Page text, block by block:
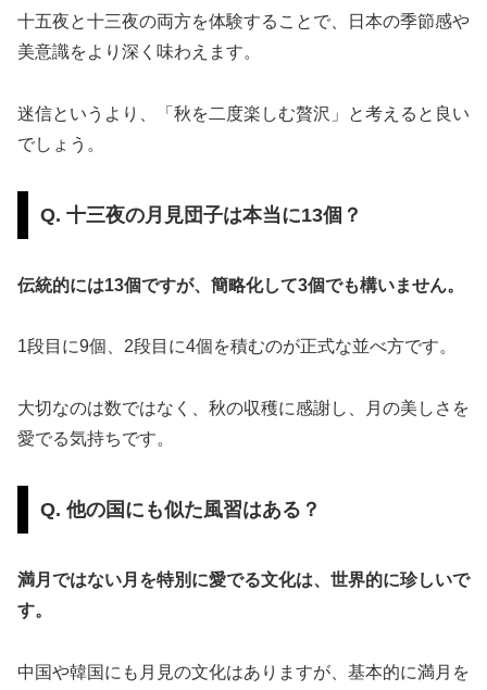
十五夜と十三夜の両方を体験することで、日本の季節感や
美意識をより深く味わえます。
迷信というより、「秋を二度楽しむ贅沢」と考えると良い
でしょう。
Q. 十三夜の月見団子は本当に13個？
伝統的には13個ですが、簡略化して3個でも構いません。
1段目に9個、2段目に4個を積むのが正式な並べ方です。
大切なのは数ではなく、秋の収穫に感謝し、月の美しさを
愛でる気持ちです。
Q. 他の国にも似た風習はある？
満月ではない月を特別に愛でる文化は、世界的に珍しいで
す。
中国や韓国にも月見の文化はありますが、基本的に満月を